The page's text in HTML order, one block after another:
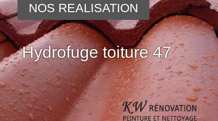
Hydrofuge toiture 47
NOS REALISATION